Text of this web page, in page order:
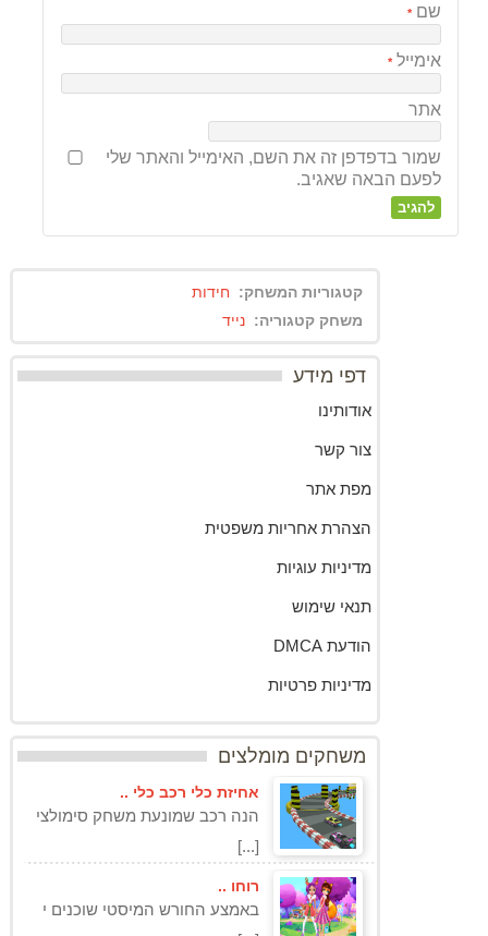
שם *
אימייל *
אתר
שמור בדפדפן זה את השם, האימייל והאתר שלי
לפעם הבאה שאגיב.
קטגוריות המשחק: חידות
משחק קטגוריה:נייד
דפי מידע
אודותינו
צור קשר
מפת אתר
הצהרת אחריות משפטית
מדיניות עוגיות
תנאי שימוש
הודעת DMCA
מדיניות פרטיות
משחקים מומלצים
אחיזת כלי רכב כלי ..
הנה רכב שמונעת משחק סימולצי
[...]
רוחו ..
באמצע החורש המיסטי שוכנים י